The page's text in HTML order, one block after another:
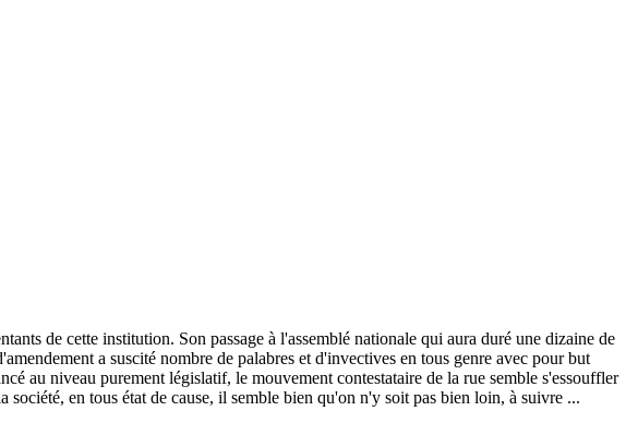
de cette institution. Son passage à l'assemblé nationale qui aura duré une dizaine de
a suscité nombre de palabres et d'invectives en tous genre avec pour but
au niveau purement législatif, le mouvement contestataire de la rue semble s'essouffler
en tous état de cause, il semble bien qu'on n'y soit pas bien loin, à suivre ...